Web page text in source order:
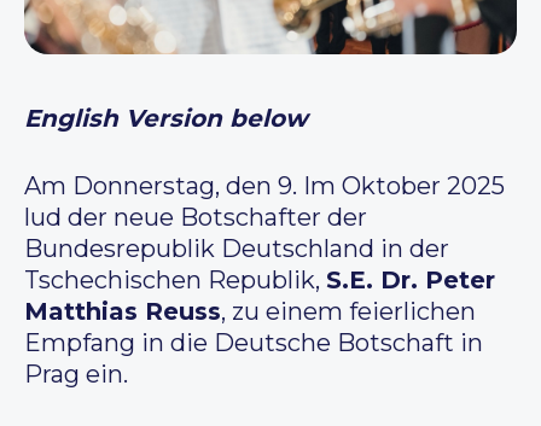
English Version below
Am Donnerstag, den 9. Im Oktober 2025
lud der neue Botschafter der
Bundesrepublik Deutschland in der
Tschechischen Republik, S.E. Dr. Peter
Matthias Reuss, zu einem feierlichen
Empfang in die Deutsche Botschaft in
Prag ein.